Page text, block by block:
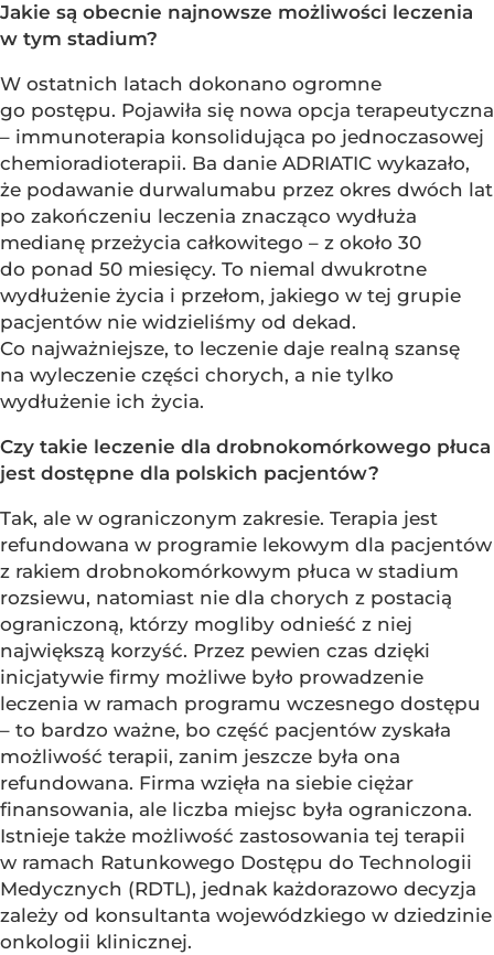
Jakie są obecnie najnowsze możliwości leczenia
w tym stadium?
W ostatnich latach dokonano ogromne
go postępu. Pojawiła się nowa opcja terapeutyczna
– immunoterapia konsolidująca po jednoczasowej
chemioradioterapii. Ba danie ADRIATIC wykazało,
że podawanie durwalumabu przez okres dwóch lat
po zakończeniu leczenia znacząco wydłuża
medianę przeżycia całkowitego – z około 30
do ponad 50 miesięcy. To niemal dwukrotne
wydłużenie życia i przełom, jakiego w tej grupie
pacjentów nie widzieliśmy od dekad.
Co najważniejsze, to leczenie daje realną szansę
na wyleczenie części chorych, a nie tylko
wydłużenie ich życia.
Czy takie leczenie dla drobnokomórkowego płuca
jest dostępne dla polskich pacjentów?
Tak, ale w ograniczonym zakresie. Terapia jest
refundowana w programie lekowym dla pacjentów
z rakiem drobnokomórkowym płuca w stadium
rozsiewu, natomiast nie dla chorych z postacią
ograniczoną, którzy mogliby odnieść z niej
największą korzyść. Przez pewien czas dzięki
inicjatywie firmy możliwe było prowadzenie
leczenia w ramach programu wczesnego dostępu
– to bardzo ważne, bo część pacjentów zyskała
możliwość terapii, zanim jeszcze była ona
refundowana. Firma wzięła na siebie ciężar
finansowania, ale liczba miejsc była ograniczona.
Istnieje także możliwość zastosowania tej terapii
w ramach Ratunkowego Dostępu do Technologii
Medycznych (RDTL), jednak każdorazowo decyzja
zależy od konsultanta wojewódzkiego w dziedzinie
onkologii klinicznej.